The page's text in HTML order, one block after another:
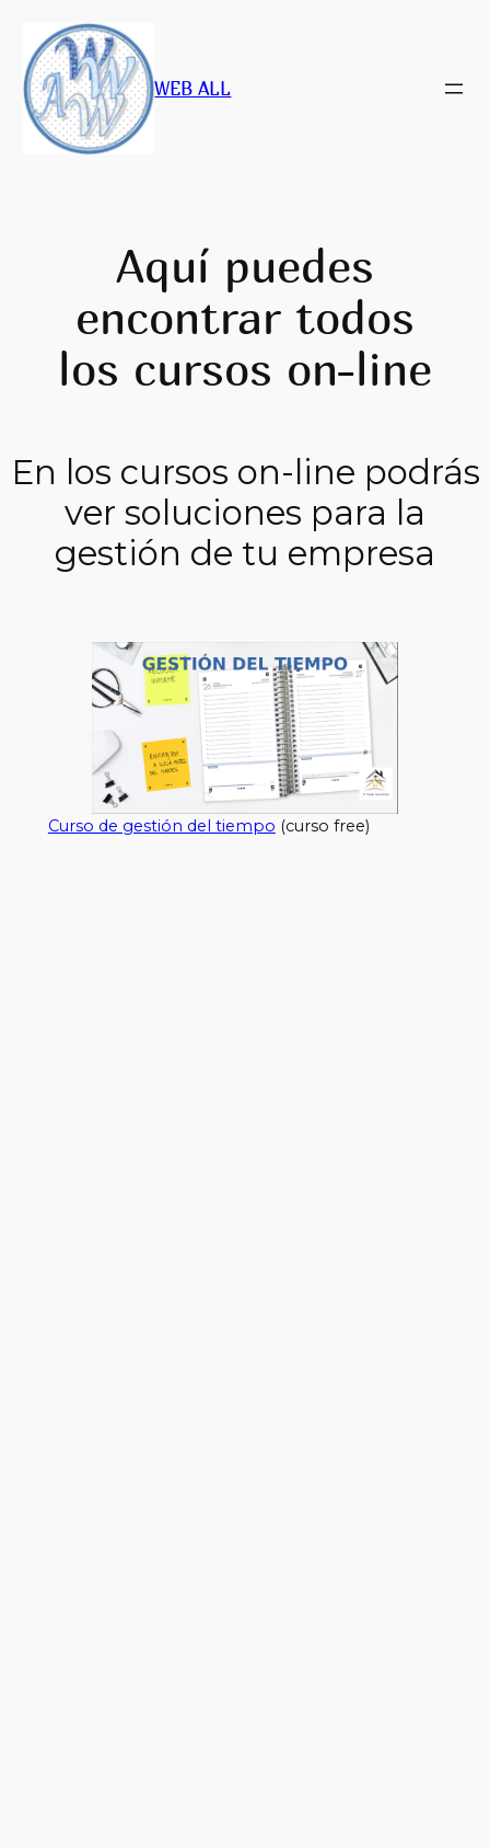
contenido
WEB ALL
Aquí puedes
encontrar todos
los cursos on-line
En los cursos on-line podrás
ver soluciones para la
gestión de tu empresa
Curso de gestión del tiempo (curso free)